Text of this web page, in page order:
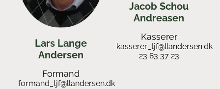
Lars Lange
Andersen
Formand
formand_tjf@llandersen.dk
Jacob Schou
Andreasen
Kasserer
kasserer_tjf@llandersen.dk
23 83 37 23